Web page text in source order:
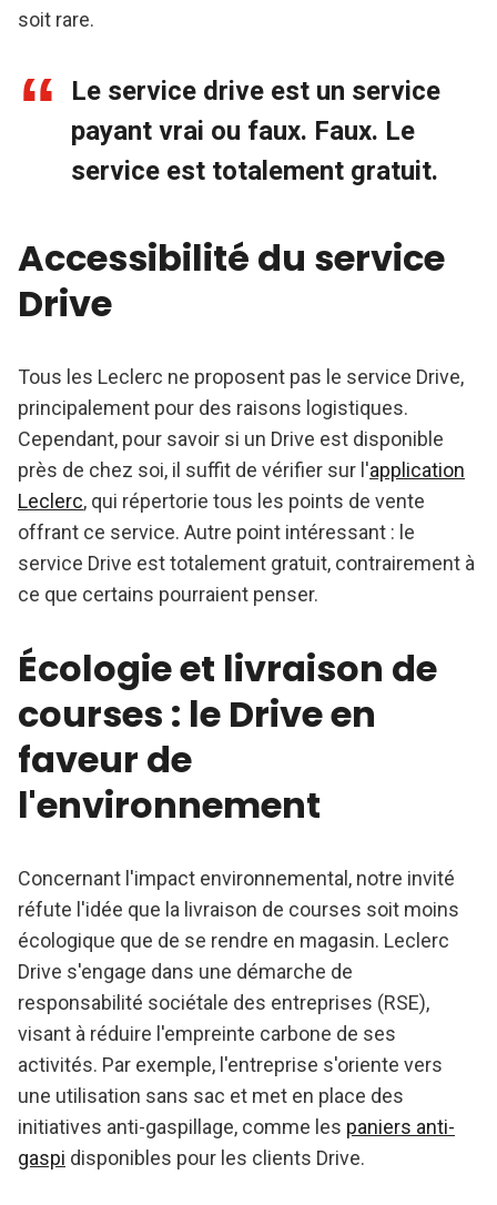
soit rare.
Le service drive est un service
payant vrai ou faux. Faux. Le
service est totalement gratuit.
Accessibilité du service
Drive
Tous les Leclerc ne proposent pas le service Drive,
principalement pour des raisons logistiques.
Cependant, pour savoir si un Drive est disponible
près de chez soi, il suffit de vérifier sur l'application
Leclerc, qui répertorie tous les points de vente
offrant ce service. Autre point intéressant : le
service Drive est totalement gratuit, contrairement à
ce que certains pourraient penser.
Écologie et livraison de
courses : le Drive en
faveur de
l'environnement
Concernant l'impact environnemental, notre invité
réfute l'idée que la livraison de courses soit moins
écologique que de se rendre en magasin. Leclerc
Drive s'engage dans une démarche de
responsabilité sociétale des entreprises (RSE),
visant à réduire l'empreinte carbone de ses
activités. Par exemple, l'entreprise s'oriente vers
une utilisation sans sac et met en place des
initiatives anti-gaspillage, comme les paniers anti-
gaspi disponibles pour les clients Drive.